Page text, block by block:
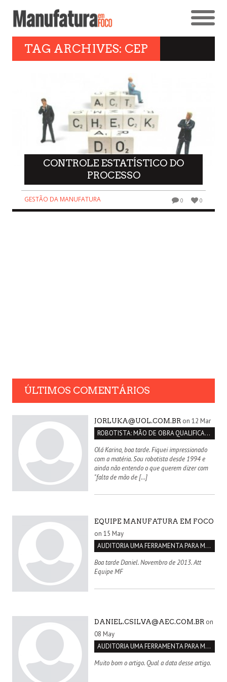
TAG ARCHIVES: CEP
CONTROLE ESTATÍSTICO DO
PROCESSO
GESTÃO DA MANUFATURA 0 0
ÚLTIMOS COMENTÁRIOS
JORLUKA@UOL.COM.BR on 12 Mar
ROBOTISTA: MÃO DE OBRA QUALIFICADA INEXISTENTE NO BRASIL
Olá Karina, boa tarde. Fiquei impressionado
com a matéria. Sou robotista desde 1994 e
ainda não entendo o que querem dizer com
"falta de mão de […]
EQUIPE MANUFATURA EM FOCO
on 15 May
AUDITORIA UMA FERRAMENTA PARA MELHORIA CONTÍNUA
Boa tarde Daniel. Novembro de 2013. Att
Equipe MF
DANIEL.CSILVA@AEC.COM.BR on
08 May
AUDITORIA UMA FERRAMENTA PARA MELHORIA CONTÍNUA
Muito bom o artigo. Qual a data desse artigo.